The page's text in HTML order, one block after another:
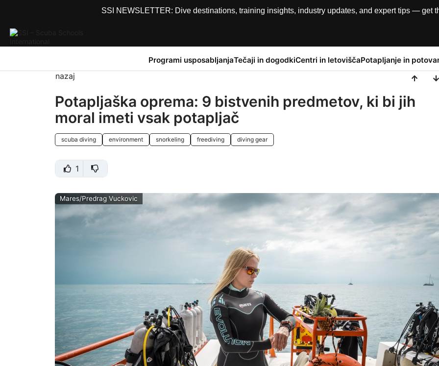
SSI NEWSLETTER: Dive destinations, training insights, industry updates, and expert tips — get
Programi usposabljanjaTečaji in dogodkiCentri in letoviščaPotapljanje in
nazaj
Potapljaška oprema: 9 bistvenih predmetov, ki bi jih
moral imeti vsak potapljač
scuba diving environment snorkeling freediving diving gear
1
Mares/Predrag Vuckovic